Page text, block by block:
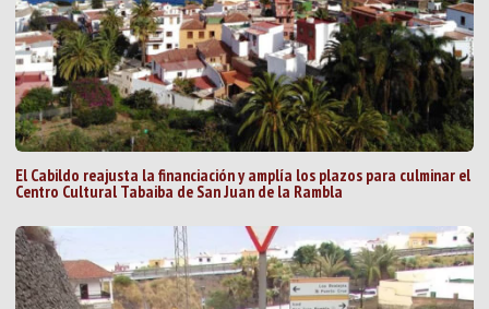
El Cabildo reajusta la financiación y amplía los plazos para culminar el
Centro Cultural Tabaiba de San Juan de la Rambla